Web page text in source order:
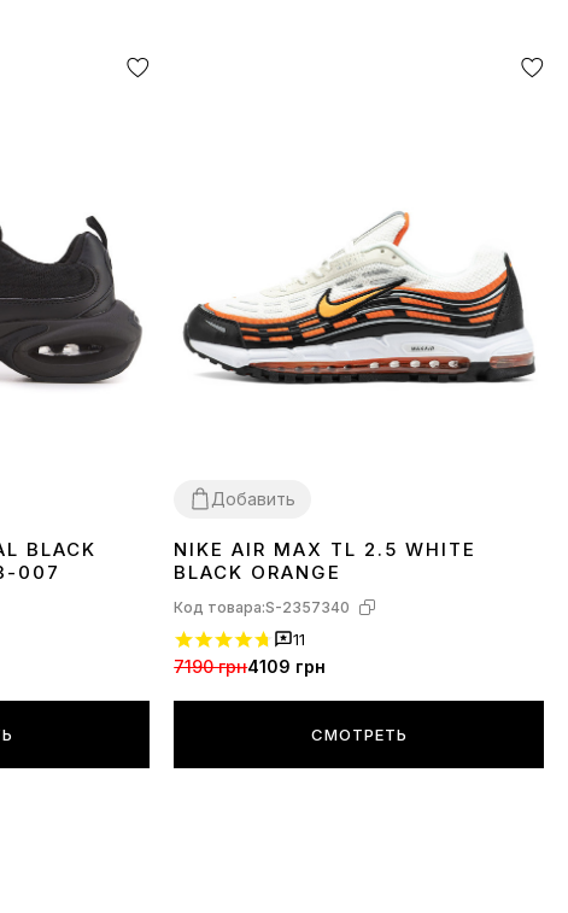
BLACK
007
Добавить
3739 40 41 424344 45
NIKE AIR MAX TL 2.5 WHITE
BLACK ORANGE
Код товара:S-2357340
11
7190 грн4109 грн
СМОТРЕТЬ